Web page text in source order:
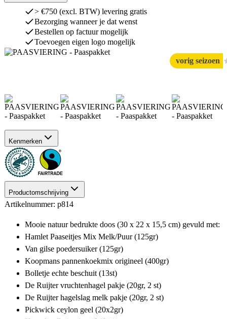
> €750 (excl. BTW) levering gratis
Bezorging wanneer je dat wenst
Bestellen op factuur mogelijk
Toevoegen eigen logo mogelijk
vorig seizoen
Kenmerken
Productomschrijving
Artikelnummer: p814
Mooie natuur bedrukte doos (30 x 22 x 15,5 cm) gevuld met:
Hamlet Paaseitjes Mix Melk/Puur (125gr)
Van gilse poedersuiker (125gr)
Koopmans pannenkoekmix origineel (400gr)
Bolletje echte beschuit (13st)
De Ruijter vruchtenhagel pakje (20gr, 2 st)
De Ruijter hagelslag melk pakje (20gr, 2 st)
Pickwick ceylon geel (20x2gr)